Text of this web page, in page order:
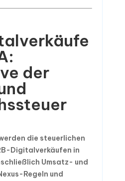
der
die steuerlichen
Digitalverkäufen in
Umsatz- und
Regeln und